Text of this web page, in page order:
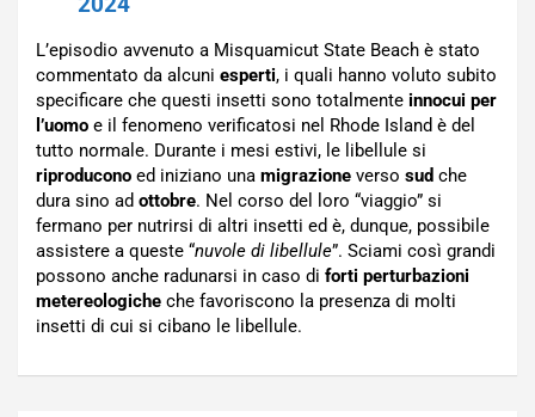
L’episodio avvenuto a Misquamicut State Beach è stato
commentato da alcuni esperti, i quali hanno voluto subito
specificare che questi insetti sono totalmente innocui per
l’uomo e il fenomeno verificatosi nel Rhode Island è del
tutto normale. Durante i mesi estivi, le libellule si
riproducono ed iniziano una migrazione verso sud che
dura sino ad ottobre. Nel corso del loro “viaggio” si
fermano per nutrirsi di altri insetti ed è, dunque, possibile
assistere a queste “nuvole di libellule”. Sciami così grandi
possono anche radunarsi in caso di forti perturbazioni
metereologiche che favoriscono la presenza di molti
insetti di cui si cibano le libellule.